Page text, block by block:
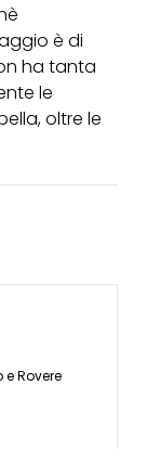
è di
ha tanta
le
oltre le
Rovere